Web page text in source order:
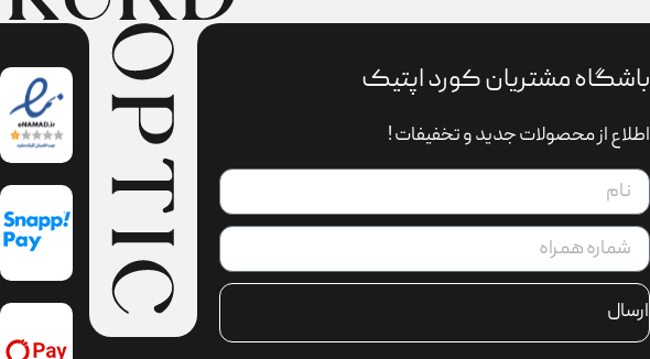
باشگاه مشتریان کورد اپتیک
اطلاع از محصولات جدید و تخفیفات !
ارسال